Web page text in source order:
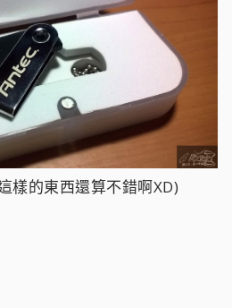
樣的東西還算不錯啊XD)